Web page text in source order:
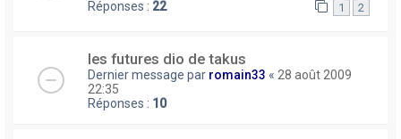
Réponses : 22 1 2
les futures dio de takus
Dernier message par romain33 « 28 août 2009
22:35
Réponses : 10